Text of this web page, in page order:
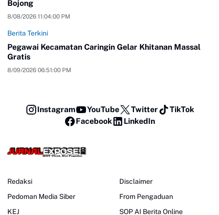
Bojong
8/08/2026 11:04:00 PM
Berita Terkini
Pegawai Kecamatan Caringin Gelar Khitanan Massal
Gratis
8/09/2026 06:51:00 PM
Instagram YouTube Twitter
TikTok
Facebook
LinkedIn
Redaksi
Pedoman Media Siber
KEJ
Disclaimer
From Pengaduan
SOP AI Berita Online